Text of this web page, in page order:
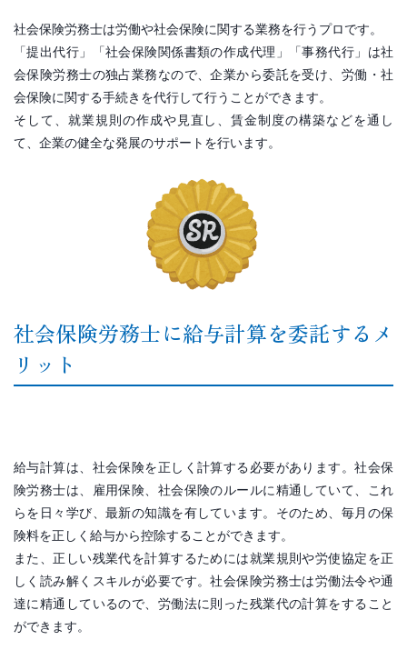
社会保険労務士は労働や社会保険に関する業務を行うプロです。
「提出代行」「社会保険関係書類の作成代理」「事務代行」は社
会保険労務士の独占業務なので、企業から委託を受け、労働・社
会保険に関する手続きを代行して行うことができます。
そして、就業規則の作成や見直し、賃金制度の構築などを通し
て、企業の健全な発展のサポートを行います。
社会保険労務士に給与計算を委託するメ
リット
給与計算は、社会保険を正しく計算する必要があります。社会保
険労務士は、雇用保険、社会保険のルールに精通していて、これ
らを日々学び、最新の知識を有しています。そのため、毎月の保
険料を正しく給与から控除することができます。
また、正しい残業代を計算するためには就業規則や労使協定を正
しく読み解くスキルが必要です。社会保険労務士は労働法令や通
達に精通しているので、労働法に則った残業代の計算をすること
ができます。